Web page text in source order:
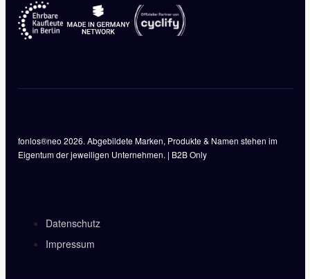
fonlos®neo 2026. Abgebildete Marken, Produkte & Namen stehen im
Eigentum der jeweiligen Unternehmen. | B2B Only
Datenschutz
Impressum